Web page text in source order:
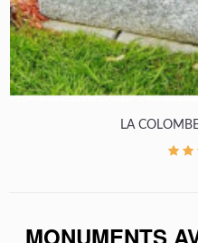
LA
MONUMENTS